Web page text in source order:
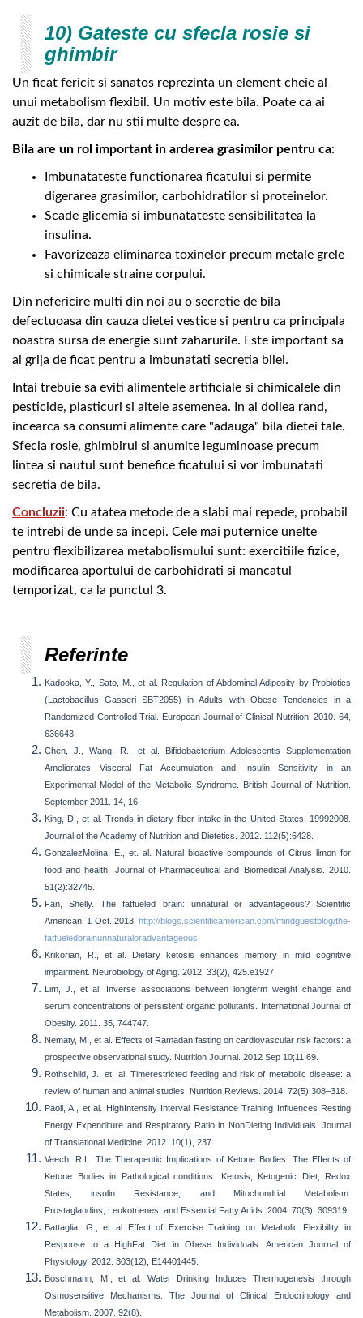
10) Gateste cu sfecla rosie si
ghimbir
Un ficat fericit si sanatos reprezinta un element cheie al
unui metabolism flexibil. Un motiv este bila. Poate ca ai
auzit de bila, dar nu stii multe despre ea.
Bila are un rol important in arderea grasimilor pentru ca:
Imbunatateste functionarea ficatului si permite
digerarea grasimilor, carbohidratilor si proteinelor.
Scade glicemia si imbunatateste sensibilitatea la
insulina.
Favorizeaza eliminarea toxinelor precum metale grele
si chimicale straine corpului.
Din nefericire multi din noi au o secretie de bila
defectuoasa din cauza dietei vestice si pentru ca principala
noastra sursa de energie sunt zaharurile. Este important sa
ai grija de ficat pentru a imbunatati secretia bilei.
Intai trebuie sa eviti alimentele artificiale si chimicalele din
pesticide, plasticuri si altele asemenea. In al doilea rand,
incearca sa consumi alimente care "adauga" bila dietei tale.
Sfecla rosie, ghimbirul si anumite leguminoase precum
lintea si nautul sunt benefice ficatului si vor imbunatati
secretia de bila.
Concluzii: Cu atatea metode de a slabi mai repede, probabil
te intrebi de unde sa incepi. Cele mai puternice unelte
pentru flexibilizarea metabolismului sunt: exercitiile fizice,
modificarea aportului de carbohidrati si mancatul
temporizat, ca la punctul 3.
Referinte
Kadooka, Y., Sato, M., et al. Regulation of Abdominal Adiposity by Probiotics
(Lactobacillus Gasseri SBT2055) in Adults with Obese Tendencies in a
Randomized Controlled Trial. European Journal of Clinical Nutrition. 2010. 64,
636­643.
Chen, J., Wang, R., et al. Bifidobacterium Adolescentis Supplementation
Ameliorates Visceral Fat Accumulation and Insulin Sensitivity in an
Experimental Model of the Metabolic Syndrome. British Journal of Nutrition.
September 2011. 14, 1­6.
King, D., et al. Trends in dietary fiber intake in the United States, 1999­2008.
Journal of the Academy of Nutrition and Dietetics. 2012. 112(5):642­8.
Gonzalez­Molina, E., et. al. Natural bioactive compounds of Citrus limon for
food and health. Journal of Pharmaceutical and Biomedical Analysis. 2010.
51(2):327­45.
Fan, Shelly. The fat­fueled brain: unnatural or advantageous? Scientific
American. 1 Oct. 2013. http://blogs.scientificamerican.com/mind­guest­blog/the­
fat­fueled­brain­unnatural­or­advantageous
Krikorian, R., et al. Dietary ketosis enhances memory in mild cognitive
impairment. Neurobiology of Aging. 2012. 33(2), 425.e19­27.
Lim, J., et al. Inverse associations between long­term weight change and
serum concentrations of persistent organic pollutants. International Journal of
Obesity. 2011. 35, 744­747.
Nematy, M., et al. Effects of Ramadan fasting on cardiovascular risk factors: a
prospective observational study. Nutrition Journal. 2012 Sep 10;11:69.
Rothschild, J., et. al. Time­restricted feeding and risk of metabolic disease: a
review of human and animal studies. Nutrition Reviews. 2014. 72(5):308–318.
Paoli, A., et al. High­Intensity Interval Resistance Training Influences Resting
Energy Expenditure and Respiratory Ratio in Non­Dieting Individuals. Journal
of Translational Medicine. 2012. 10(1), 237.
Veech, R.L. The Therapeutic Implications of Ketone Bodies: The Effects of
Ketone Bodies in Pathological conditions: Ketosis, Ketogenic Diet, Redox
States, insulin Resistance, and Mitochondrial Metabolism.
Prostaglandins, Leukotrienes, and Essential Fatty Acids. 2004. 70(3), 309­319.
Battaglia, G., et al Effect of Exercise Training on Metabolic Flexibility in
Response to a High­Fat Diet in Obese Individuals. American Journal of
Physiology. 2012. 303(12), E1440­1445.
Boschmann, M., et al. Water Drinking Induces Thermogenesis through
Osmosensitive Mechanisms. The Journal of Clinical Endocrinology and
Metabolism. 2007. 92(8).